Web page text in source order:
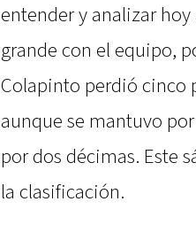
entender y analizar
grande con el equipo,
Colapinto perdió cinco
aunque se mantuvo
por dos décimas. Este
la clasificación.